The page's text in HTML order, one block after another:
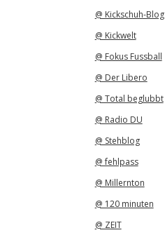
@ Kickschuh-Blog
@ Kickwelt
@ Fokus Fussball
@ Der Libero
@ Total beglubbt
@ Radio DU
@ Stehblog
@ fehlpass
@ Millernton
@ 120 minuten
@ ZEIT